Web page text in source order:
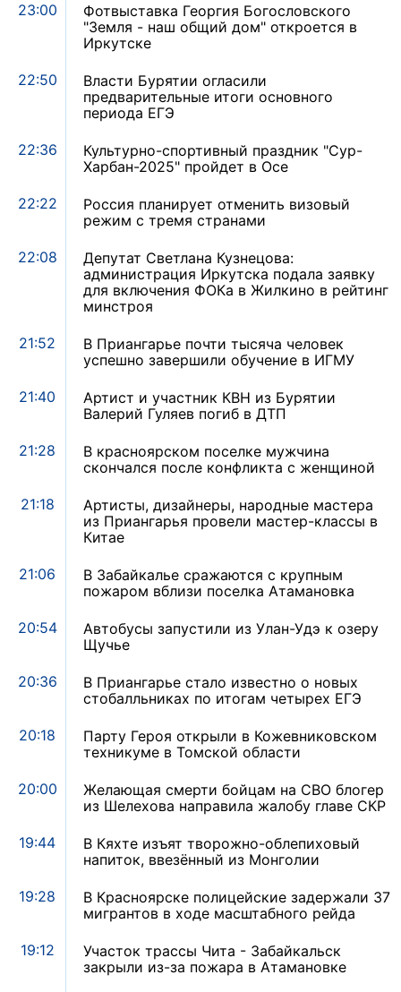
23:00
Фотвыставка Георгия Богословского
"Земля - наш общий дом" откроется в
Иркутске
22:50
Власти Бурятии огласили
предварительные итоги основного
периода ЕГЭ
22:36
Культурно-спортивный праздник "Сур-
Харбан-2025" пройдет в Осе
22:22
Россия планирует отменить визовый
режим с тремя странами
22:08
Депутат Светлана Кузнецова:
администрация Иркутска подала заявку
для включения ФОКа в Жилкино в рейтинг
минстроя
21:52
В Приангарье почти тысяча человек
успешно завершили обучение в ИГМУ
21:40
Артист и участник КВН из Бурятии
Валерий Гуляев погиб в ДТП
21:28
В красноярском поселке мужчина
скончался после конфликта с женщиной
21:18
Артисты, дизайнеры, народные мастера
из Приангарья провели мастер-классы в
Китае
21:06
В Забайкалье сражаются с крупным
пожаром вблизи поселка Атамановка
20:54
Автобусы запустили из Улан-Удэ к озеру
Щучье
20:36
В Приангарье стало известно о новых
стобалльниках по итогам четырех ЕГЭ
20:18
Парту Героя открыли в Кожевниковском
техникуме в Томской области
20:00
Желающая смерти бойцам на СВО блогер
из Шелехова направила жалобу главе СКР
19:44
В Кяхте изъят творожно-облепиховый
напиток, ввезённый из Монголии
19:28
В Красноярске полицейские задержали 37
мигрантов в ходе масштабного рейда
19:12
Участок трассы Чита - Забайкальск
закрыли из-за пожара в Атамановке